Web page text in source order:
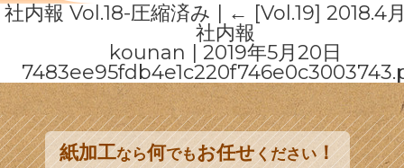
社内報 Vol.18-圧縮済み ← [Vol.19]
社内報
kounan
2019年5月20日
紙加工なら何でもお任せください！